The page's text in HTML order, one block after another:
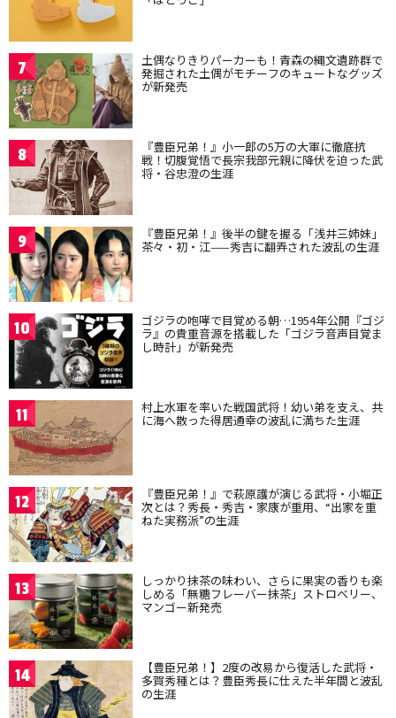
7 土偶なりきりパーカーも！青森の縄文遺跡群で
発掘された土偶がモチーフのキュートなグッズ
が新発売
8 『豊臣兄弟！』小一郎の5万の大軍に徹底抗
戦！切腹覚悟で長宗我部元親に降伏を迫った武
将・谷忠澄の生涯
9 『豊臣兄弟！』後半の鍵を握る「浅井三姉妹」
茶々・初・江——秀吉に翻弄された波乱の生涯
10 ゴジラの咆哮で目覚める朝…1954年公開『ゴジ
ラ』の貴重音源を搭載した「ゴジラ音声目覚ま
し時計」が新発売
11 村上水軍を率いた戦国武将！幼い弟を支え、共
に海へ散った得居通幸の波乱に満ちた生涯
12 『豊臣兄弟！』で萩原護が演じる武将・小堀正
次とは？秀長・秀吉・家康が重用、“出家を重
ねた実務派”の生涯
13 しっかり抹茶の味わい、さらに果実の香りも楽
しめる「無糖フレーバー抹茶」ストロベリー、
マンゴー新発売
14 【豊臣兄弟！】2度の改易から復活した武将・
多賀秀種とは？豊臣秀長に仕えた半年間と波乱
の生涯